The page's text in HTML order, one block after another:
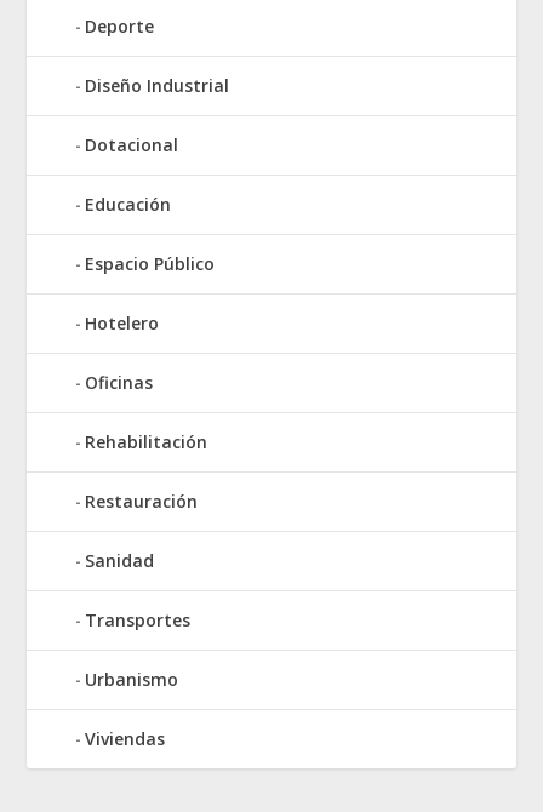
Deporte
Diseño Industrial
Dotacional
Educación
Espacio Público
Hotelero
Oficinas
Rehabilitación
Restauración
Sanidad
Transportes
Urbanismo
Viviendas